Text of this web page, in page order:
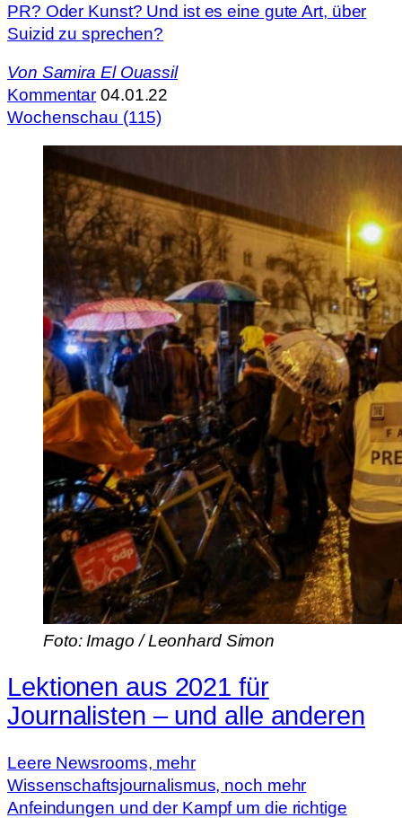
PR? Oder Kunst? Und ist es eine gute Art, über
Suizid zu sprechen?
Von Samira El Ouassil
Kommentar 04.01.22
Wochenschau (115)
Foto: Imago / Leonhard Simon
Lektionen aus 2021 für
Journalisten – und alle anderen
Leere Newsrooms, mehr
Wissenschaftsjournalismus, noch mehr
Anfeindungen und der Kampf um die richtige